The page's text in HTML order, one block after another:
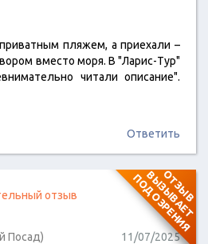
пляжем, а приехали –
вместо моря. В "Ларис-Тур"
читали описание".
Ответить
О
Т
З
Ы
В
В
Ы
З
Ы
В
А
Е
Т
П
О
Д
О
З
Р
Е
Н
И
Я
отзыв
Посад) 11/07/2025